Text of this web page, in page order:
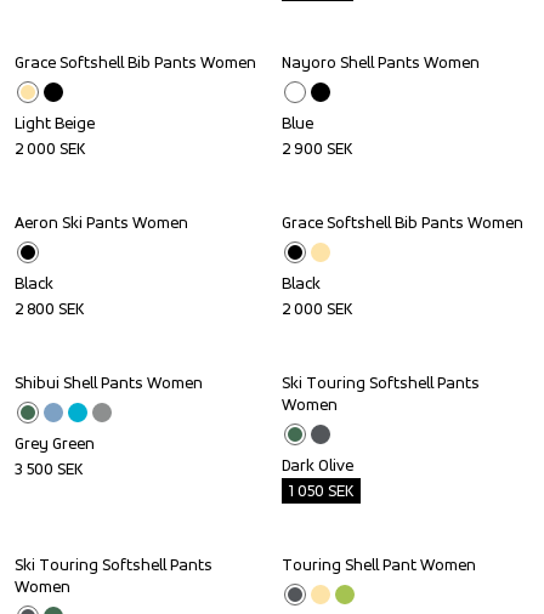
Grace Softshell Bib Pants Women
Light Beige
2 000 SEK
Nayoro Shell Pants Women
Blue
2 900 SEK
Aeron Ski Pants Women
Black
2 800 SEK
Grace Softshell Bib Pants Women
Black
2 000 SEK
Shibui Shell Pants Women
Grey Green
3 500 SEK
Outlet
Ski Touring Softshell Pants
Women
Dark Olive
1 050 SEK
Outlet
Ski Touring Softshell Pants
Women
Outlet
Touring Shell Pant Women